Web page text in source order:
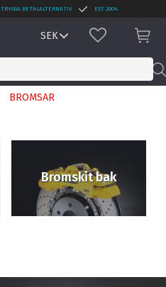
TRYGGA BETALALTERNATIV EST 2004
FAVORITER
BROMSAR
Bromskit bak